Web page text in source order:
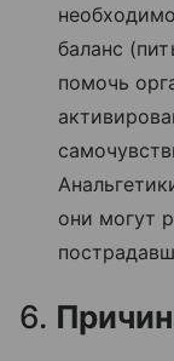
баланс
помочь
они могут
6.